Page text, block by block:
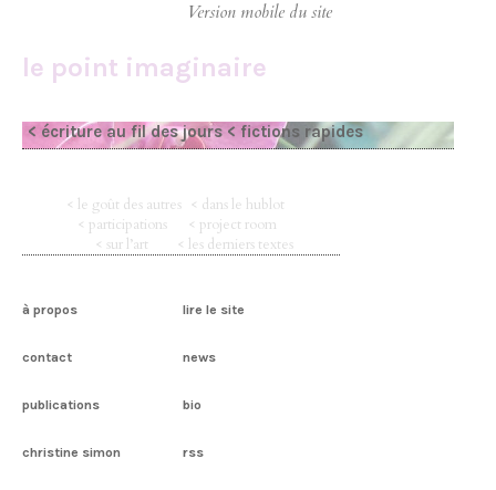
le point imaginaire
< écriture au fil des jours < fictions rapides
< le goût des autres < dans le hublot
< participations
< project room
< sur l’art
< les derniers textes
à propos lire le site
contact news
publications bio
christine simon rss